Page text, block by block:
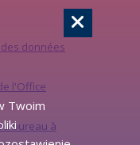
données
l'Office
bureau à
Twoim